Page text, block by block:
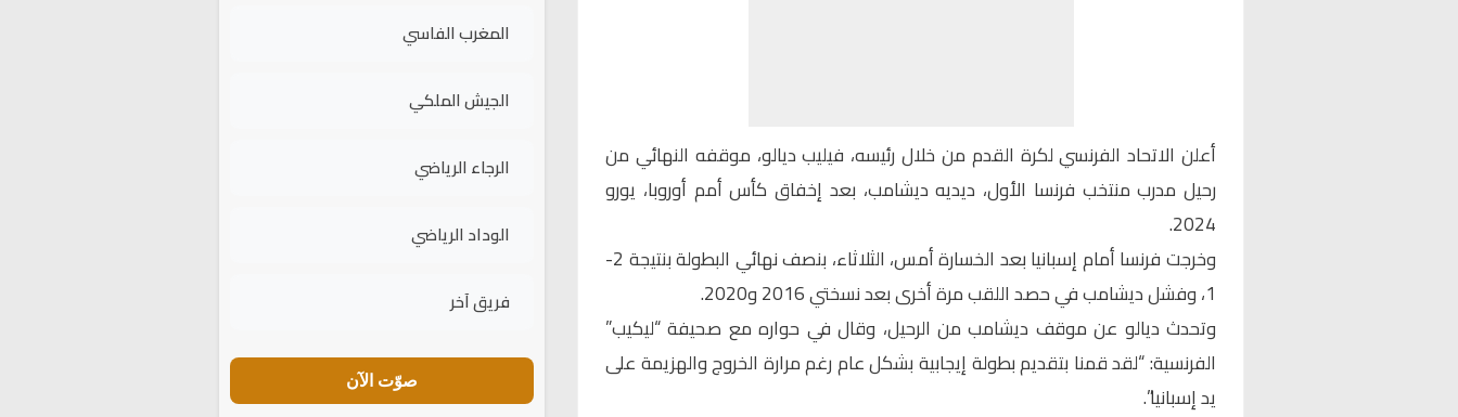
أعلن الاتحاد الفرنسي لكرة القدم من خلال رئيسه، فيليب ديالو، موقفه النهائي من
رحيل مدرب منتخب فرنسا الأول، ديديه ديشامب، بعد إخفاق كأس أمم أوروبا، يورو
2024.
وخرجت فرنسا أمام إسبانيا بعد الخسارة أمس، الثلاثاء، بنصف نهائي البطولة بنتيجة 2-
1، وفشل ديشامب في حصد اللقب مرة أخرى بعد نسختي 2016 و2020.
وتحدث ديالو عن موقف ديشامب من الرحيل، وقال في حواره مع صحيفة “ليكيب”
الفرنسية: “لقد قمنا بتقديم بطولة إيجابية بشكل عام رغم مرارة الخروج والهزيمة على
يد إسبانيا”.
المغرب الفاسي
الجيش الملكي
الرجاء الرياضي
الوداد الرياضي
فريق آخر
صوّت الآن